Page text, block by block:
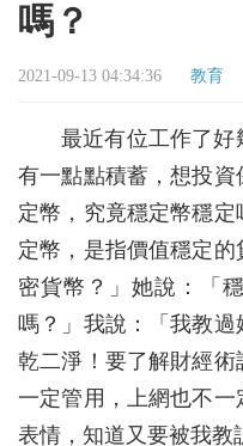
嗎？
2021-09-13 04:34:36 教育
最近有位工作了
有一點點積蓄，想投
定幣，究竟穩定幣穩
定幣，是指價值穩定
密貨幣？」她說：「
嗎？」我說：「我教
乾二淨！要了解財經
一定管用，上網也不
表情，知道又要被我教